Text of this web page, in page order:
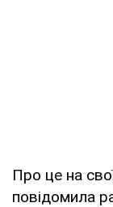
Про це на
повідомила